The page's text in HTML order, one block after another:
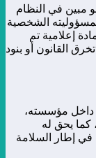
مبين في النظام
الشخصية
إعلامية تم
القانون أو بنود
داخل مؤسسته،
كما يحق له
في إطار السلامة